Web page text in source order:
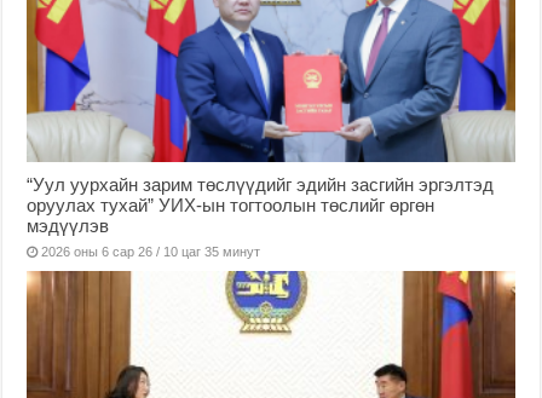
“Уул уурхайн зарим төслүүдийг эдийн засгийн эргэлтэд
оруулах тухай” УИХ-ын тогтоолын төслийг өргөн
мэдүүлэв
2026 оны 6 сар 26 / 10 цаг 35 минут